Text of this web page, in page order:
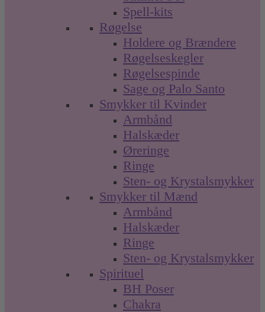
Spell-kits
Røgelse
Holdere og Brændere
Røgelseskegler
Røgelsespinde
Sage og Palo Santo
Smykker til Kvinder
Armbånd
Halskæder
Øreringe
Ringe
Sten- og Krystalsmykker
Smykker til Mænd
Armbånd
Halskæder
Ringe
Sten- og Krystalsmykker
Spirituel
BH Poser
Chakra